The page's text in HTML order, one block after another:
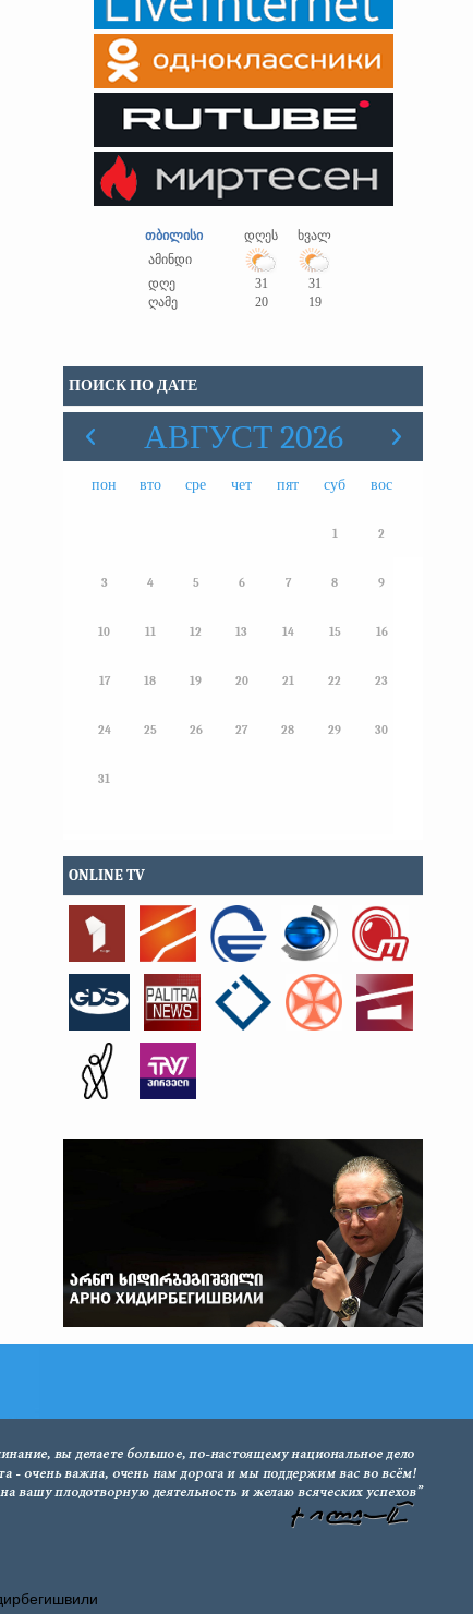
თბილისი დღეს
ხვალ
ამინდი
დღე
31
31
ღამე
20 19
ПОИСК ПО ДАТЕ
АВГУСТ 2026
пон вто сре чет пят суб вос
1 2
3 4 5 6 7 8 9
10 11 12 13 14 15 16
17 18 19 20 21 22 23
24 25 26 27 28 29 30
31
ONLINE TV